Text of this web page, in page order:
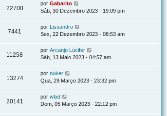
22700
por Gabarito
Sáb, 30 Dezembro 2023 - 19:09 pm
7441
por
Lissandro
Sex, 22 Dezembro 2023 - 08:53 am
11258
por Arcanjo Lúcifer
Sáb, 13 Maio 2023 - 04:57 am
13274
por nuker
Qua, 29 Março 2023 - 23:32 pm
20141
por wlad
Dom, 05 Março 2023 - 22:12 pm